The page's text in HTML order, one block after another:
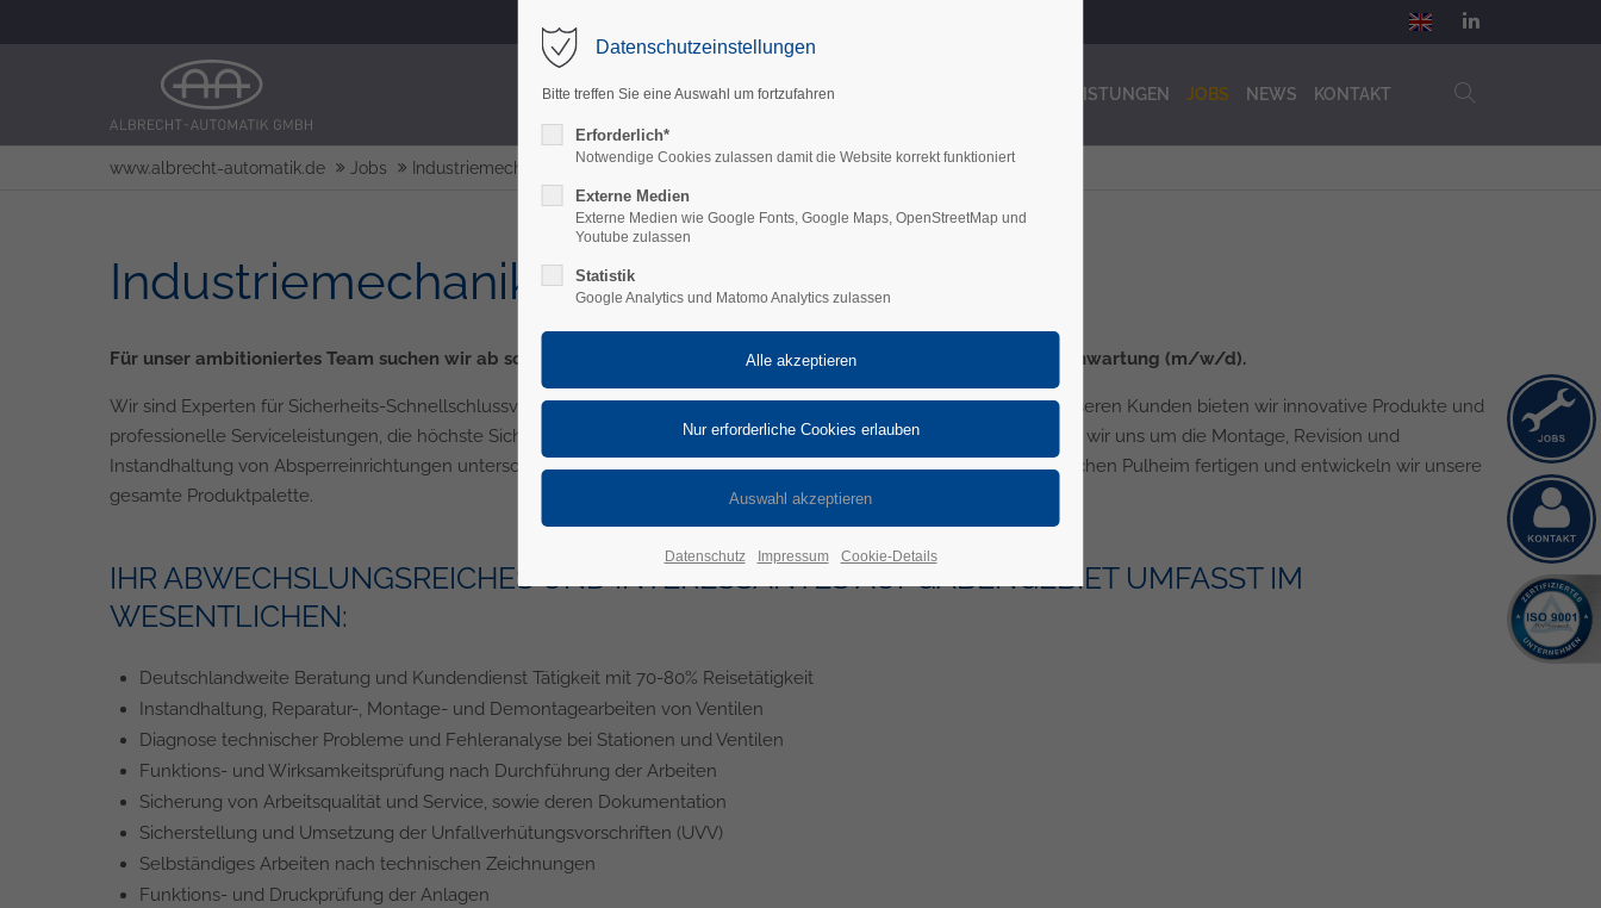
EN
ÜBER UNS PROJEKTE SCHNELLSCHLUSSVENTILE LEISTUNGEN JOBS NEWS KONTAKT
www.albrecht-automatik.de Jobs Industriemechaniker Service (m|w|d)
Industriemechaniker Service (m|w|d)
Für unser ambitioniertes Team suchen wir ab sofort Industriemechaniker Service für die Maschinen- und Anlagenwartung (m/w/d).
Wir sind Experten für Sicherheits-Schnellschlussventile und individuelle Kompaktsysteme im industriellen Einsatz. Unseren Kunden bieten wir innovative Produkte und
professionelle Serviceleistungen, die höchste Sicherheitsstandards in zertifizierter Qualität erfüllen. Weltweit kümmern wir uns um die Montage, Revision und
Instandhaltung von Absperreinrichtungen unterschiedlichster Anlagen. An unserem Firmensitz im nordrhein-westfälischen Pulheim fertigen und entwickeln wir unsere
gesamte Produktpalette.
IHR ABWECHSLUNGSREICHES UND INTERESSANTES AUFGABENGEBIET UMFASST IM
WESENTLICHEN:
Deutschlandweite Beratung und Kundendienst Tätigkeit mit 70-80% Reisetätigkeit
Instandhaltung, Reparatur-, Montage- und Demontagearbeiten von Ventilen
Diagnose technischer Probleme und Fehleranalyse bei Stationen und Ventilen
Funktions- und Wirksamkeitsprüfung nach Durchführung der Arbeiten
Sicherung von Arbeitsqualität und Service, sowie deren Dokumentation
Sicherstellung und Umsetzung der Unfallverhütungsvorschriften (UVV)
Selbständiges Arbeiten nach technischen Zeichnungen
Funktions- und Druckprüfung der Anlagen
Datenschutzeinstellungen
Bitte treffen Sie eine Auswahl um fortzufahren
Erforderlich*
Notwendige Cookies zulassen damit die Website korrekt funktioniert
Externe Medien
Externe Medien wie Google Fonts, Google Maps, OpenStreetMap und
Youtube zulassen
Statistik
Google Analytics und Matomo Analytics zulassen
Datenschutz Impressum Cookie-Details